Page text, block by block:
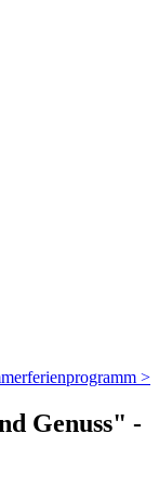
>
Genuss" -